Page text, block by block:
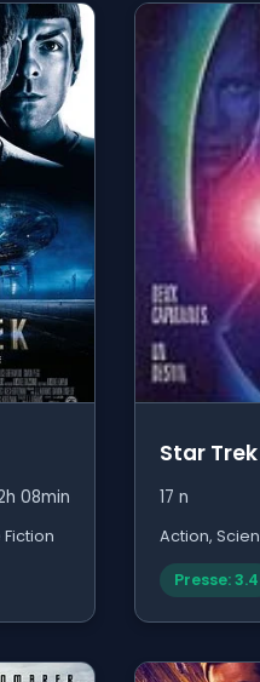
08min
Star
17 n
Action,
Presse: 3.4